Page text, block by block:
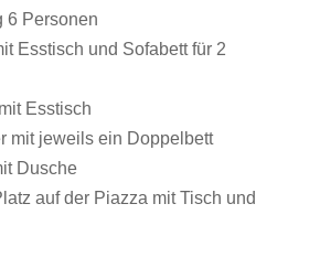
6 Personen
Esstisch und Sofabett für 2
Esstisch
mit jeweils ein Doppelbett
Dusche
auf der Piazza mit Tisch und